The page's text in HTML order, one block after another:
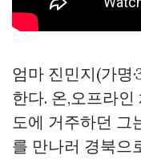
엄마 진민지(가명
한다. 온,오프라
도에 거주하던 그
를 만나러 경북으